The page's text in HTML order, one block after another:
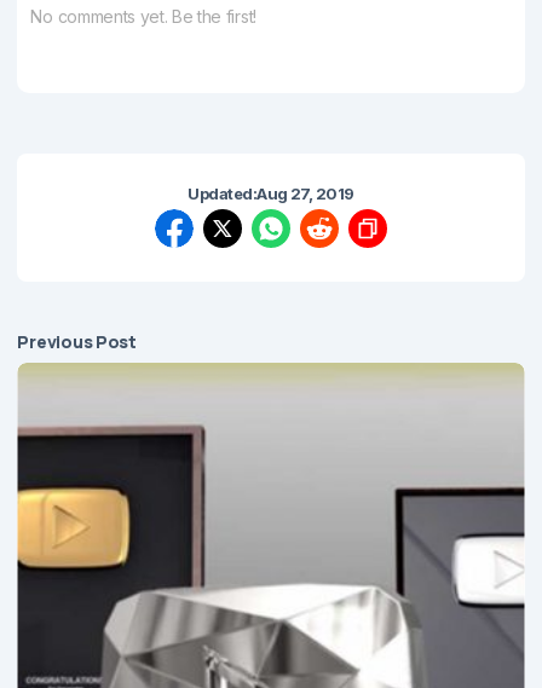
No comments yet. Be the first!
Updated:Aug 27, 2019
Previous Post